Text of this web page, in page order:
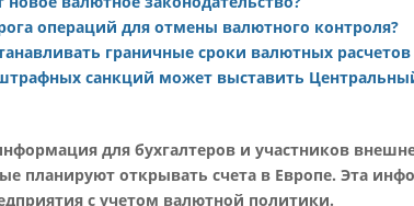
операций для отмены валютного контроля?
граничные сроки валютных
санкций может выставить
для бухгалтеров и участников
планируют открывать счета в Европе. Эта
с учетом валютной политики.